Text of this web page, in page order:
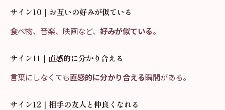
サイン10｜お互いの好みが似ている
食べ物、音楽、映画など、 好みが似ている。
サイン11｜直感的に分かり合える
言葉にしなくても直感的に分かり合える瞬間がある。
サイン12｜相手の友人と仲良くなれる